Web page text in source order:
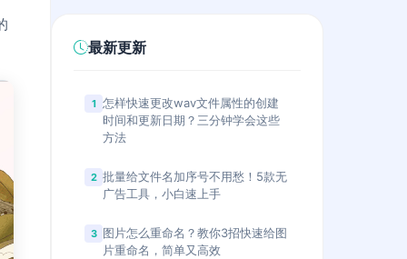
最新更新
1 怎样快速更改wav文件属性的创建
时间和更新日期？三分钟学会这些
方法
2 批量给文件名加序号不用愁！5款无
广告工具，小白速上手
3 图片怎么重命名？教你3招快速给图
片重命名，简单又高效